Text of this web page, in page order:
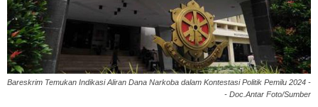
Bareskrim Temukan Indikasi Aliran Dana Narkoba dalam Kontestasi Politik Pemilu 2024 -
- Doc.Antar Foto/Sumber